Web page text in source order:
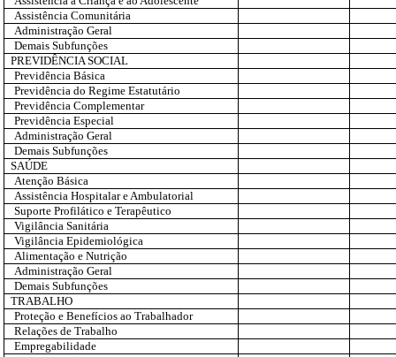
Assistência Comunitária
Administração Geral
Demais Subfunções
PREVIDÊNCIA SOCIAL
Previdência Básica
Previdência do Regime Estatutário
Previdência Complementar
Previdência Especial
Administração Geral
Demais Subfunções
SAÚDE
Atenção Básica
Assistência Hospitalar e Ambulatorial
Suporte Profilático e Terapêutico
Vigilância Sanitária
Vigilância Epidemiológica
Alimentação e Nutrição
Administração Geral
Demais Subfunções
TRABALHO
Proteção e Benefícios ao Trabalhador
Relações de Trabalho
Empregabilidade